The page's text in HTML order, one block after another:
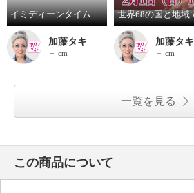
イミディーンタイムパーフェクション
加藤タキ
－ cm
加藤タキ
－ cm
一覧を見る
この商品について